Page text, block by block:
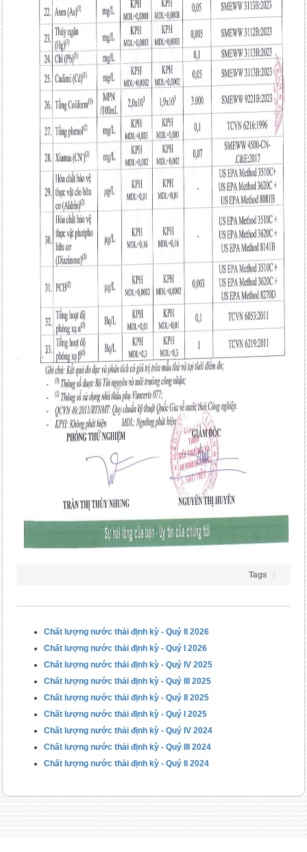
Tags
Chất lượng nước thải định kỳ - Quý II 2026
Chất lượng nước thải định kỳ - Quý I 2026
Chất lượng nước thải định kỳ - Quý IV 2025
Chất lượng nước thải định kỳ - Quý III 2025
Chất lượng nước thải định kỳ - Quý II 2025
Chất lượng nước thải định kỳ - Quý I 2025
Chất lượng nước thải định kỳ - Quý IV 2024
Chất lượng nước thải định kỳ - Quý III 2024
Chất lượng nước thải định kỳ - Quý II 2024